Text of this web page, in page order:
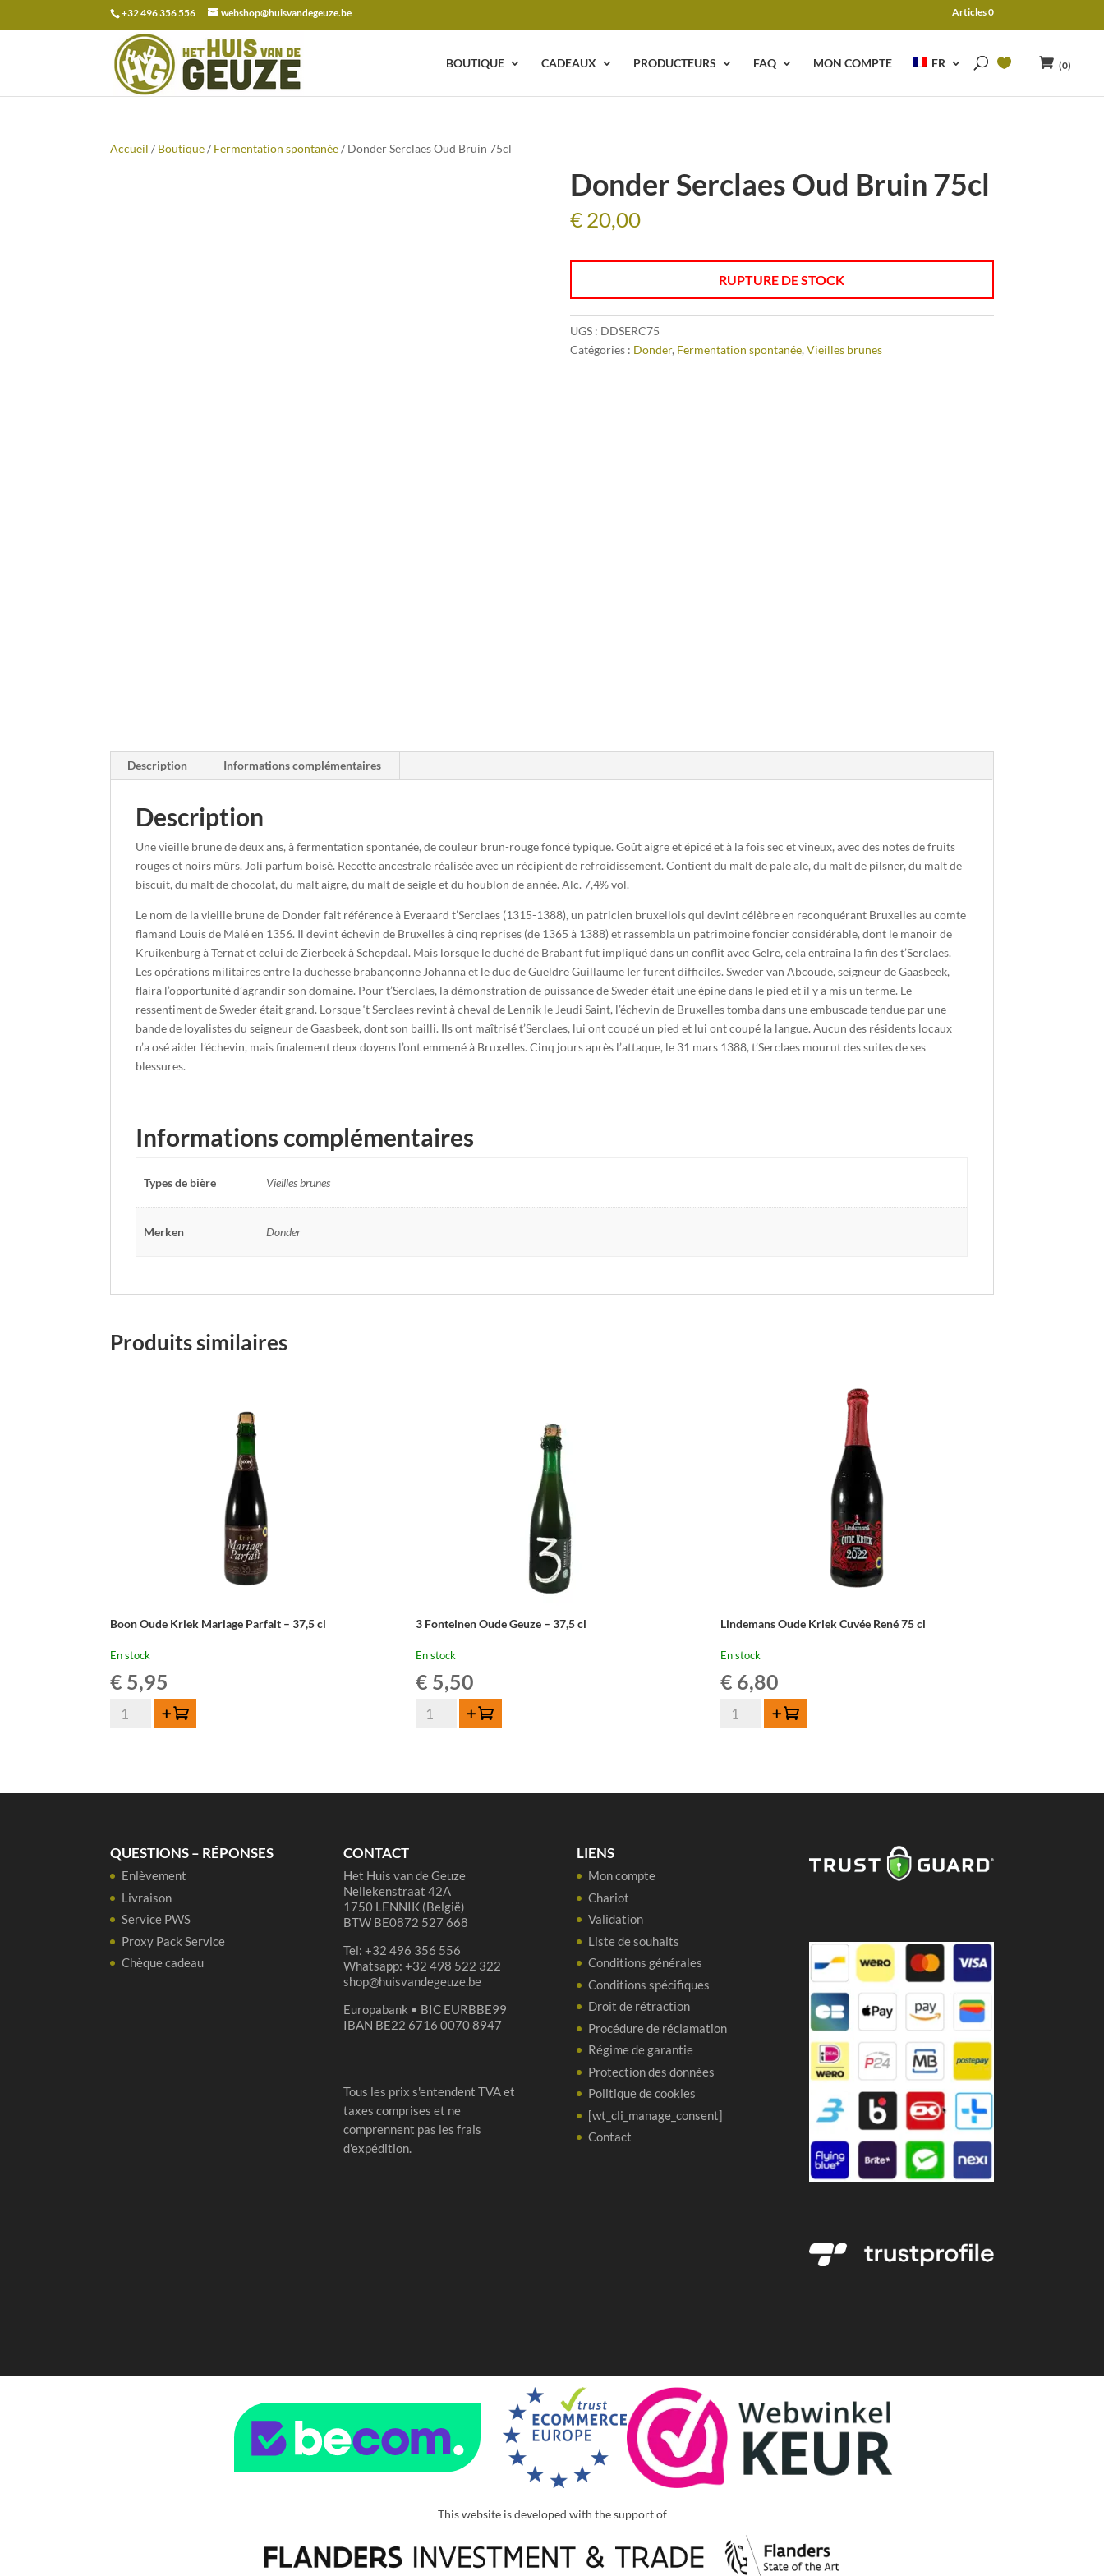
+32 496 356 556 webshop@huisvandegeuze.be Articles 0
BOUTIQUE CADEAUX PRODUCTEURS FAQ MON COMPTE FR (0)
Recherche
pour :
Accueil / Boutique/ Fermentation spontanée/ Donder Serclaes Oud Bruin 75cl
Donder Serclaes Oud Bruin 75cl
€20,00
RUPTURE DE STOCK
UGS : DDSERC75
Catégories : Donder, Fermentation spontanée, Vieilles brunes
Description Informations complémentaires
Description
Une vieille brune de deux ans, à fermentation spontanée, de couleur brun-rouge foncé typique. Goût aigre et épicé et à la fois sec et vineux, avec des notes de fruits
rouges et noirs mûrs. Joli parfum boisé. Recette ancestrale réalisée avec un récipient de refroidissement. Contient du malt de pale ale, du malt de pilsner, du malt de
biscuit, du malt de chocolat, du malt aigre, du malt de seigle et du houblon de année. Alc. 7,4% vol.
Le nom de la vieille brune de Donder fait référence à Everaard t’Serclaes (1315-1388), un patricien bruxellois qui devint célèbre en reconquérant Bruxelles au comte
flamand Louis de Malé en 1356. Il devint échevin de Bruxelles à cinq reprises (de 1365 à 1388) et rassembla un patrimoine foncier considérable, dont le manoir de
Kruikenburg à Ternat et celui de Zierbeek à Schepdaal. Mais lorsque le duché de Brabant fut impliqué dans un conflit avec Gelre, cela entraîna la fin des t’Serclaes.
Les opérations militaires entre la duchesse brabançonne Johanna et le duc de Gueldre Guillaume Ier furent difficiles. Sweder van Abcoude, seigneur de Gaasbeek,
flaira l’opportunité d’agrandir son domaine. Pour t’Serclaes, la démonstration de puissance de Sweder était une épine dans le pied et il y a mis un terme. Le
ressentiment de Sweder était grand. Lorsque ‘t Serclaes revint à cheval de Lennik le Jeudi Saint, l’échevin de Bruxelles tomba dans une embuscade tendue par une
bande de loyalistes du seigneur de Gaasbeek, dont son bailli. Ils ont maîtrisé t’Serclaes, lui ont coupé un pied et lui ont coupé la langue. Aucun des résidents locaux
n’a osé aider l’échevin, mais finalement deux doyens l’ont emmené à Bruxelles. Cinq jours après l’attaque, le 31 mars 1388, t’Serclaes mourut des suites de ses
blessures.
Informations complémentaires
Types de bière Vieilles brunes
Merken Donder
Produits similaires
Boon Oude Kriek Mariage Parfait – 37,5 cl
En stock
€ 5,95
quantité
37,5
cl
Ajouter au panier
3 Fonteinen Oude Geuze – 37,5 cl
En stock
€ 5,50
quantité
Ajouter au panier
Lindemans Oude Kriek Cuvée René 75 cl
En stock
€ 6,80
quantité
Ajouter au panier
QUESTIONS – RÉPONSES
Enlèvement
Livraison
Service PWS
Proxy Pack Service
Chèque cadeau
CONTACT
Het Huis van de Geuze
Nellekenstraat 42A
1750 LENNIK (België)
BTW BE0872 527 668
Tel: +32 496 356 556
Whatsapp: +32 498 522 322
shop@huisvandegeuze.be
Europabank • BIC EURBBE99
IBAN BE22 6716 0070 8947
Tous les prix s'entendent TVA et
taxes comprises et ne
comprennent pas les frais
d'expédition.
LIENS
Mon compte
Chariot
Validation
Liste de souhaits
Conditions générales
Conditions spécifiques
Droit de rétraction
Procédure de réclamation
Régime de garantie
Protection des données
Politique de cookies
[wt_cli_manage_consent]
Contact
This website is developed with the support of